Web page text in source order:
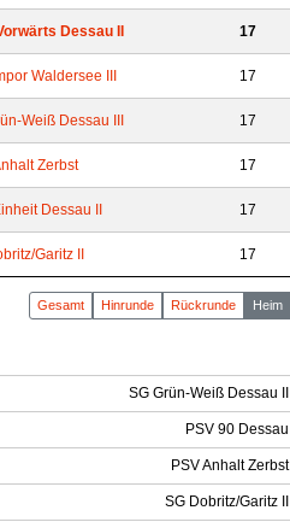
Dessau II 17
Waldersee III 17
Weiß Dessau III 17
Zerbst 17
Dessau II 17
Garitz II 17
Gesamt Hinrunde Rückrunde Heim
SG Grün-Weiß Dessau II
PSV 90 Dessau
PSV Anhalt Zerbst
SG Dobritz/Garitz II